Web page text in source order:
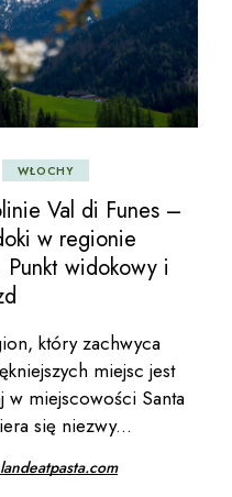
WŁOCHY
Val di Funes –
w regionie
Punkt widokowy i
który zachwyca
miejsc jest
w miejscowości Santa
się niezwy